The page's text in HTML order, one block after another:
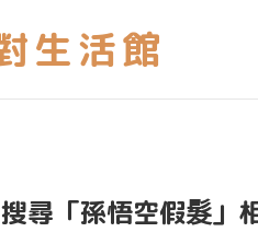
搜尋「孫悟空假髮」